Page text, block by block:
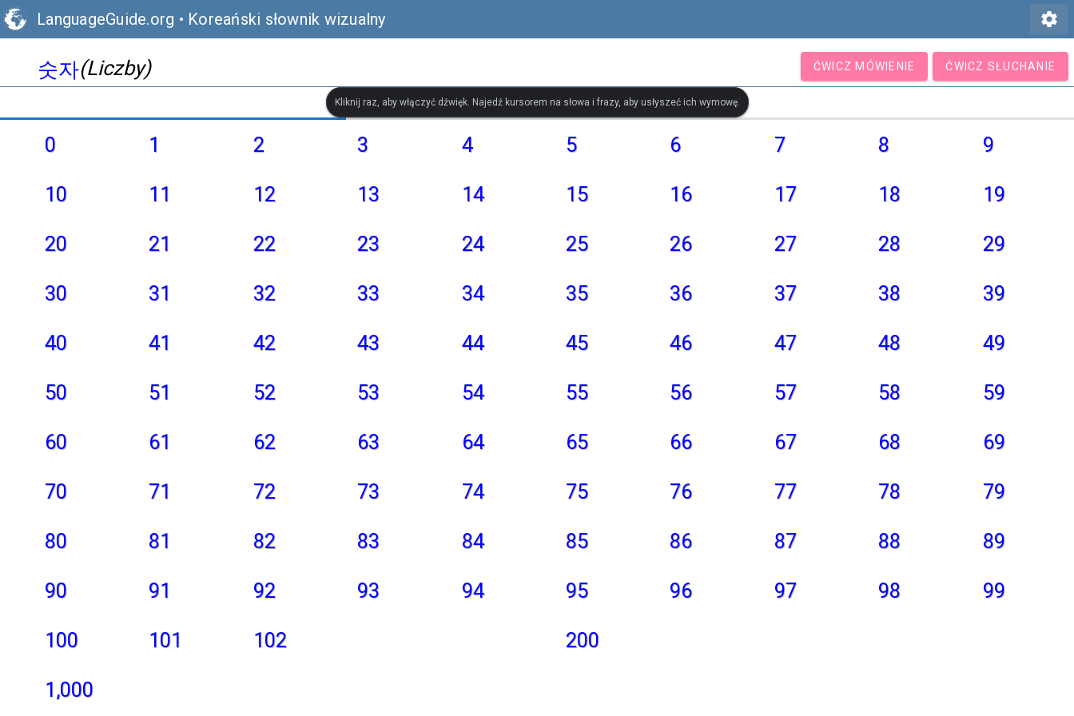
LanguageGuide.org • Koreański słownik wizualny settings
숫자(Liczby) ĆWICZ MÓWIENIE ĆWICZ SŁUCHANIE
Kliknij raz, aby włączyć dźwięk. Najedź kursorem na słowa i frazy, aby usłyszeć ich wymowę.
0 1 2 3 4 5 6 7 8 9
10 11 12 13 14 15 16 17 18 19
20 21 22 23 24 25 26 27 28 29
30 31 32 33 34 35 36 37 38 39
40 41 42 43 44 45 46 47 48 49
50 51 52 53 54 55 56 57 58 59
60 61 62 63 64 65 66 67 68 69
70 71 72 73 74 75 76 77 78 79
80 81 82 83 84 85 86 87 88 89
90 91 92 93 94 95 96 97 98 99
100 101 102 200
1,000